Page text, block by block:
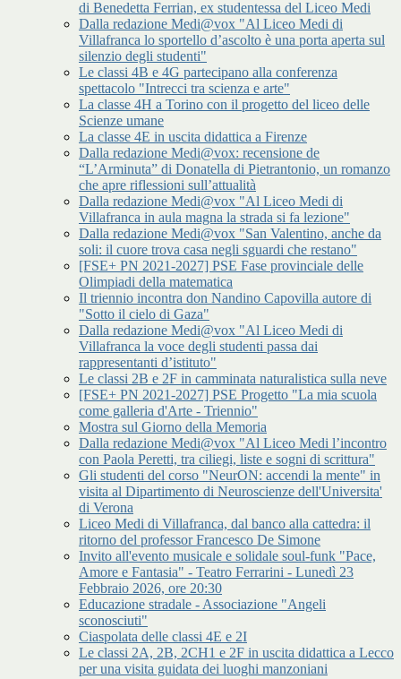
di Benedetta Ferrian, ex studentessa del Liceo Medi
Dalla redazione Medi@vox "Al Liceo Medi di
Villafranca lo sportello d’ascolto è una porta aperta sul
silenzio degli studenti"
Le classi 4B e 4G partecipano alla conferenza
spettacolo "Intrecci tra scienza e arte"
La classe 4H a Torino con il progetto del liceo delle
Scienze umane
La classe 4E in uscita didattica a Firenze
Dalla redazione Medi@vox: recensione de
“L’Arminuta” di Donatella di Pietrantonio, un romanzo
che apre riflessioni sull’attualità
Dalla redazione Medi@vox "Al Liceo Medi di
Villafranca in aula magna la strada si fa lezione"
Dalla redazione Medi@vox "San Valentino, anche da
soli: il cuore trova casa negli sguardi che restano"
[FSE+ PN 2021-2027] PSE Fase provinciale delle
Olimpiadi della matematica
Il triennio incontra don Nandino Capovilla autore di
"Sotto il cielo di Gaza"
Dalla redazione Medi@vox "Al Liceo Medi di
Villafranca la voce degli studenti passa dai
rappresentanti d’istituto"
Le classi 2B e 2F in camminata naturalistica sulla neve
[FSE+ PN 2021-2027] PSE Progetto "La mia scuola
come galleria d'Arte - Triennio"
Mostra sul Giorno della Memoria
Dalla redazione Medi@vox "Al Liceo Medi l’incontro
con Paola Peretti, tra ciliegi, liste e sogni di scrittura"
Gli studenti del corso "NeurON: accendi la mente" in
visita al Dipartimento di Neuroscienze dell'Universita'
di Verona
Liceo Medi di Villafranca, dal banco alla cattedra: il
ritorno del professor Francesco De Simone
Invito all'evento musicale e solidale soul-funk "Pace,
Amore e Fantasia" - Teatro Ferrarini - Lunedì 23
Febbraio 2026, ore 20:30
Educazione stradale - Associazione "Angeli
sconosciuti"
Ciaspolata delle classi 4E e 2I
Le classi 2A, 2B, 2CH1 e 2F in uscita didattica a Lecco
per una visita guidata dei luoghi manzoniani